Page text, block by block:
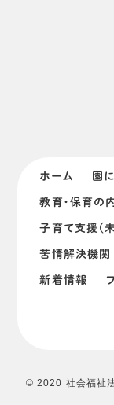
ホーム 園
教育・保育の
子育て支援（
苦情解決機関
新着情報
© 2020 社会福祉